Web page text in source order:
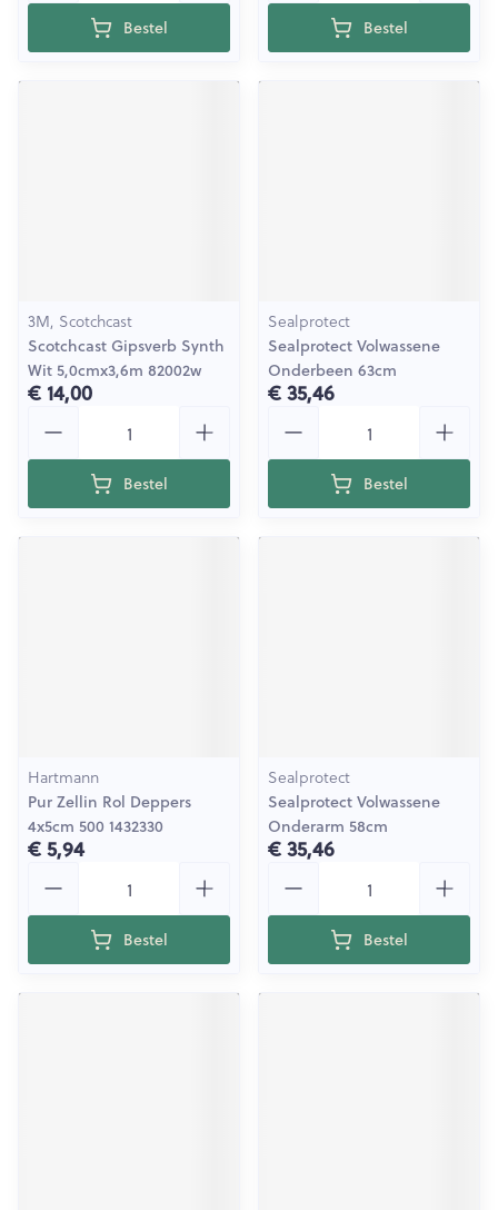
Bestel Bestel
3M, Scotchcast
Scotchcast Gipsverb Synth
Wit 5,0cmx3,6m 82002w
€ 14,00
Bestel
Sealprotect
Sealprotect Volwassene
Onderbeen 63cm
€ 35,46
Bestel
Hartmann
Pur Zellin Rol Deppers
4x5cm 500 1432330
€ 5,94
Bestel
Sealprotect
Sealprotect Volwassene
Onderarm 58cm
€ 35,46
Bestel